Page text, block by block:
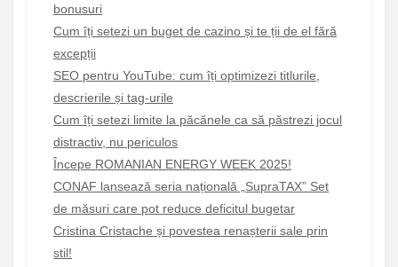
bonusuri
Cum îți setezi un buget de cazino și te ții de el fără
excepții
SEO pentru YouTube: cum îți optimizezi titlurile,
descrierile și tag-urile
Cum îți setezi limite la păcănele ca să păstrezi jocul
distractiv, nu periculos
Începe ROMANIAN ENERGY WEEK 2025!
CONAF lansează seria națională „SupraTAX” Set
de măsuri care pot reduce deficitul bugetar
Cristina Cristache și povestea renașterii sale prin
stil!